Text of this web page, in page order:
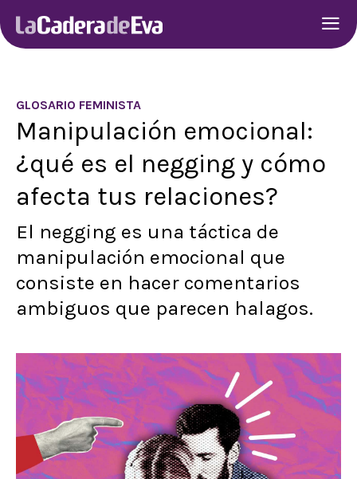
GLOSARIO FEMINISTA
Manipulación emocional:
¿qué es el negging y cómo
afecta tus relaciones?
El negging es una táctica de
manipulación emocional que
consiste en hacer comentarios
ambiguos que parecen halagos.